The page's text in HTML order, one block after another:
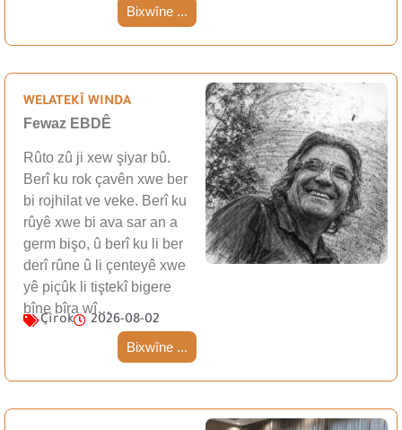
Bixwîne ...
WELATEKÎ WINDA
Fewaz EBDÊ
Rûto zû ji xew şiyar bû.
Berî ku rok çavên xwe ber
bi rojhilat ve veke. Berî ku
rûyê xwe bi ava sar an a
germ bişo, û berî ku li ber
derî rûne û li çenteyê xwe
yê piçûk li tiştekî bigere
bîne bîra wî…
Çîrok 2026-08-02
Bixwîne ...